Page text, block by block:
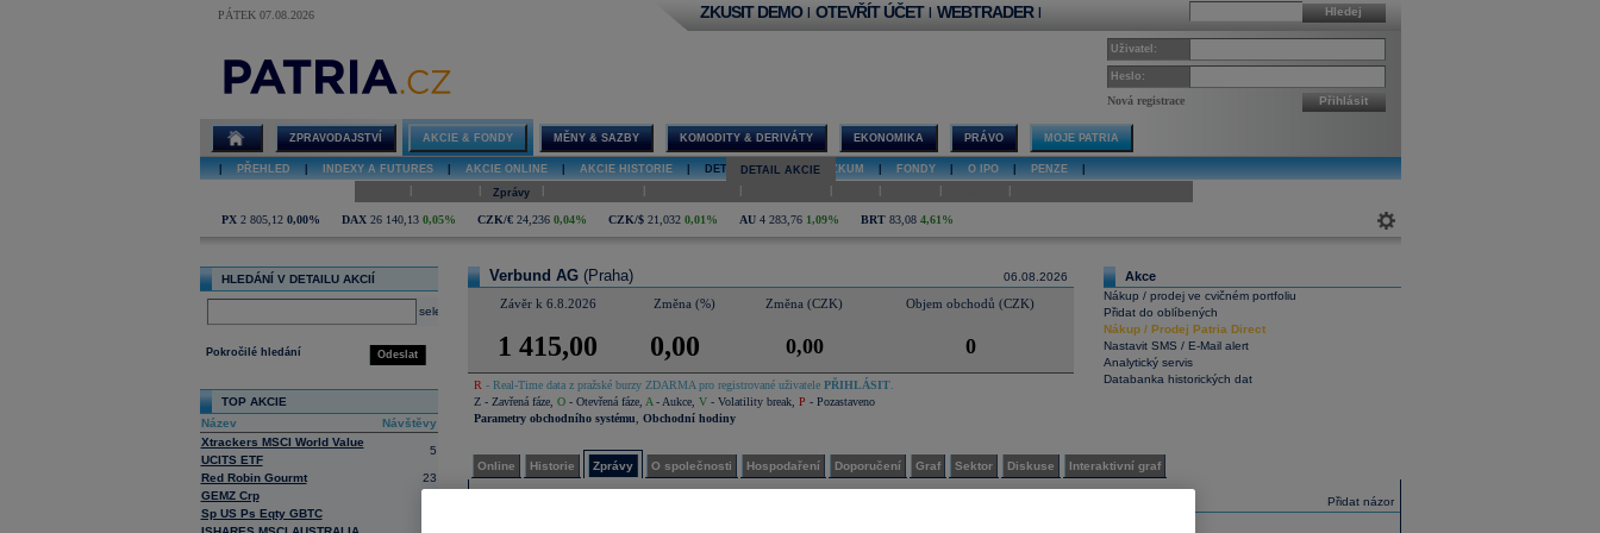
PÁTEK 07.08.2026
Verbund AG
Hledej
ZKUSIT DEMO | OTEVŘÍT ÚČET | WEBTRADER |
Uživatel:
Heslo:
Nová registrace Přihlásit
ZPRAVODAJSTVÍ AKCIE & FONDY MĚNY & SAZBY KOMODITY & DERIVÁTY EKONOMIKA PRÁVO MOJE PATRIA
PŘEHLED INDEXY A FUTURES AKCIE ONLINE AKCIE HISTORIE DETAIL AKCIE | VÝZKUM FONDY O IPO PENZE
DETAIL AKCIE
Zprávy
PX 2 805,12 0,00% DAX 26 140,13 0,05% CZK/€ 24,236 0,04% CZK/$ 21,032 0,01% AU 4 283,76 1,09% BRT 83,08 4,61%
HLEDÁNÍ V DETAILU AKCIÍ
select
Odeslat
Pokročilé hledání
TOP AKCIE
Název
Návštěvy
Xtrackers MSCI World Value
UCITS ETF
5
Red Robin Gourmt
23
GEMZ Crp
Sp US Ps Eqty GBTC
06.08.2026
Verbund AG (Praha)
Závěr k 6.8.2026 Změna (%) Změna (CZK) Objem obchodů (CZK)
1 415,00 0,00 0,00 0
R - Real-Time data z pražské burzy ZDARMA pro registrované uživatele PŘIHLÁSIT.
Z- Zavřená fáze, O- Otevřená fáze, A- Aukce, V- Volatility break, P - Pozastaveno
Parametry obchodního systému
Obchodní hodiny
Akce
Nákup / prodej ve cvičném portfoliu
Přidat do oblíbených
Nákup/ Prodej Patria Direct
Nastavit SMS / E-Mail alert
Analytický servis
Databanka historických dat
Online Historie Zprávy O společnosti Hospodaření Doporučení Graf Sektor Diskuse Interaktivní graf
Přidat názor